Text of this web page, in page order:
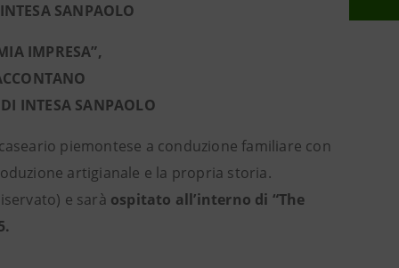
SANPAOLO
IMPRESA”,
INTESA SANPAOLO
piemontese a conduzione familiare con
artigianale e la propria storia.
e sarà ospitato all’interno di “The